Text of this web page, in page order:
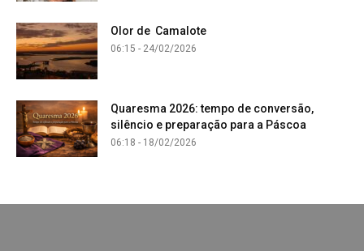
Olor de Camalote
06:15 - 24/02/2026
Quaresma 2026: tempo de conversão,
silêncio e preparação para a Páscoa
06:18 - 18/02/2026